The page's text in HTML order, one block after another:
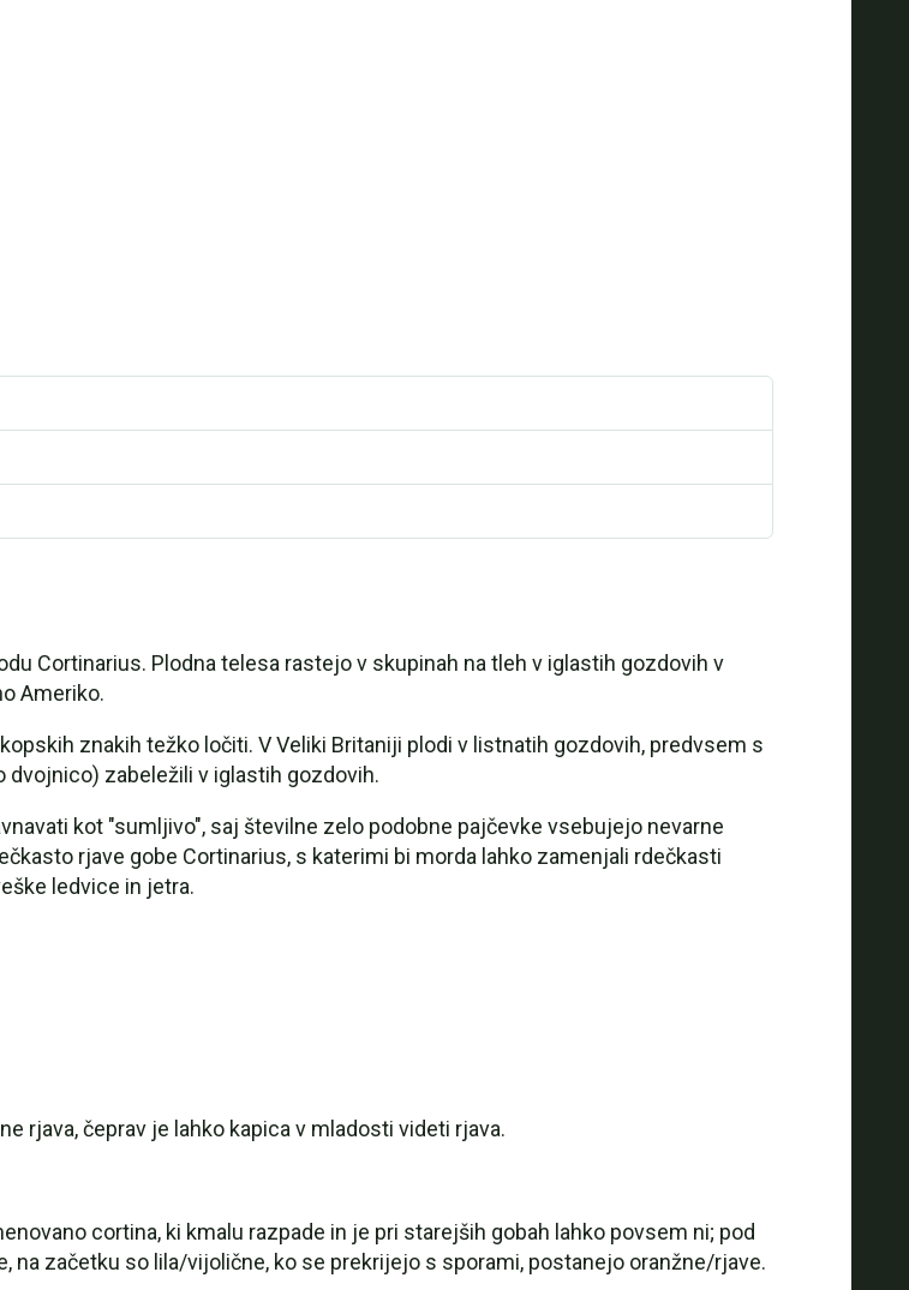
Cortinarius. Plodna telesa rastejo v skupinah na tleh v iglastih gozdovih v
Ameriko.
znakih težko ločiti. V Veliki Britaniji plodi v listnatih gozdovih, predvsem s
dvojnico) zabeležili v iglastih gozdovih.
kot "sumljivo", saj številne zelo podobne pajčevke vsebujejo nevarne
rjave gobe Cortinarius, s katerimi bi morda lahko zamenjali rdečkasti
ledvice in jetra.
rjava, čeprav je lahko kapica v mladosti videti rjava.
cortina, ki kmalu razpade in je pri starejših gobah lahko povsem ni; pod
na začetku so lila/vijolične, ko se prekrijejo s sporami, postanejo oranžne/rjave.